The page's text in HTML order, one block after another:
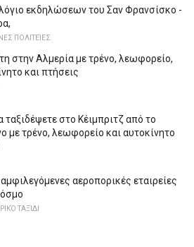
εκδηλώσεων του Σαν Φρανσίσκο -
ΠΟΛΙΤΕΊΕΣ
στην Αλμερία με τρένο, λεωφορείο,
και πτήσεις
ταξιδέψετε στο Κέιμπριτζ από το
με τρένο, λεωφορείο και αυτοκίνητο
αεροπορικές εταιρείες
ΤΑΞΊΔΙ